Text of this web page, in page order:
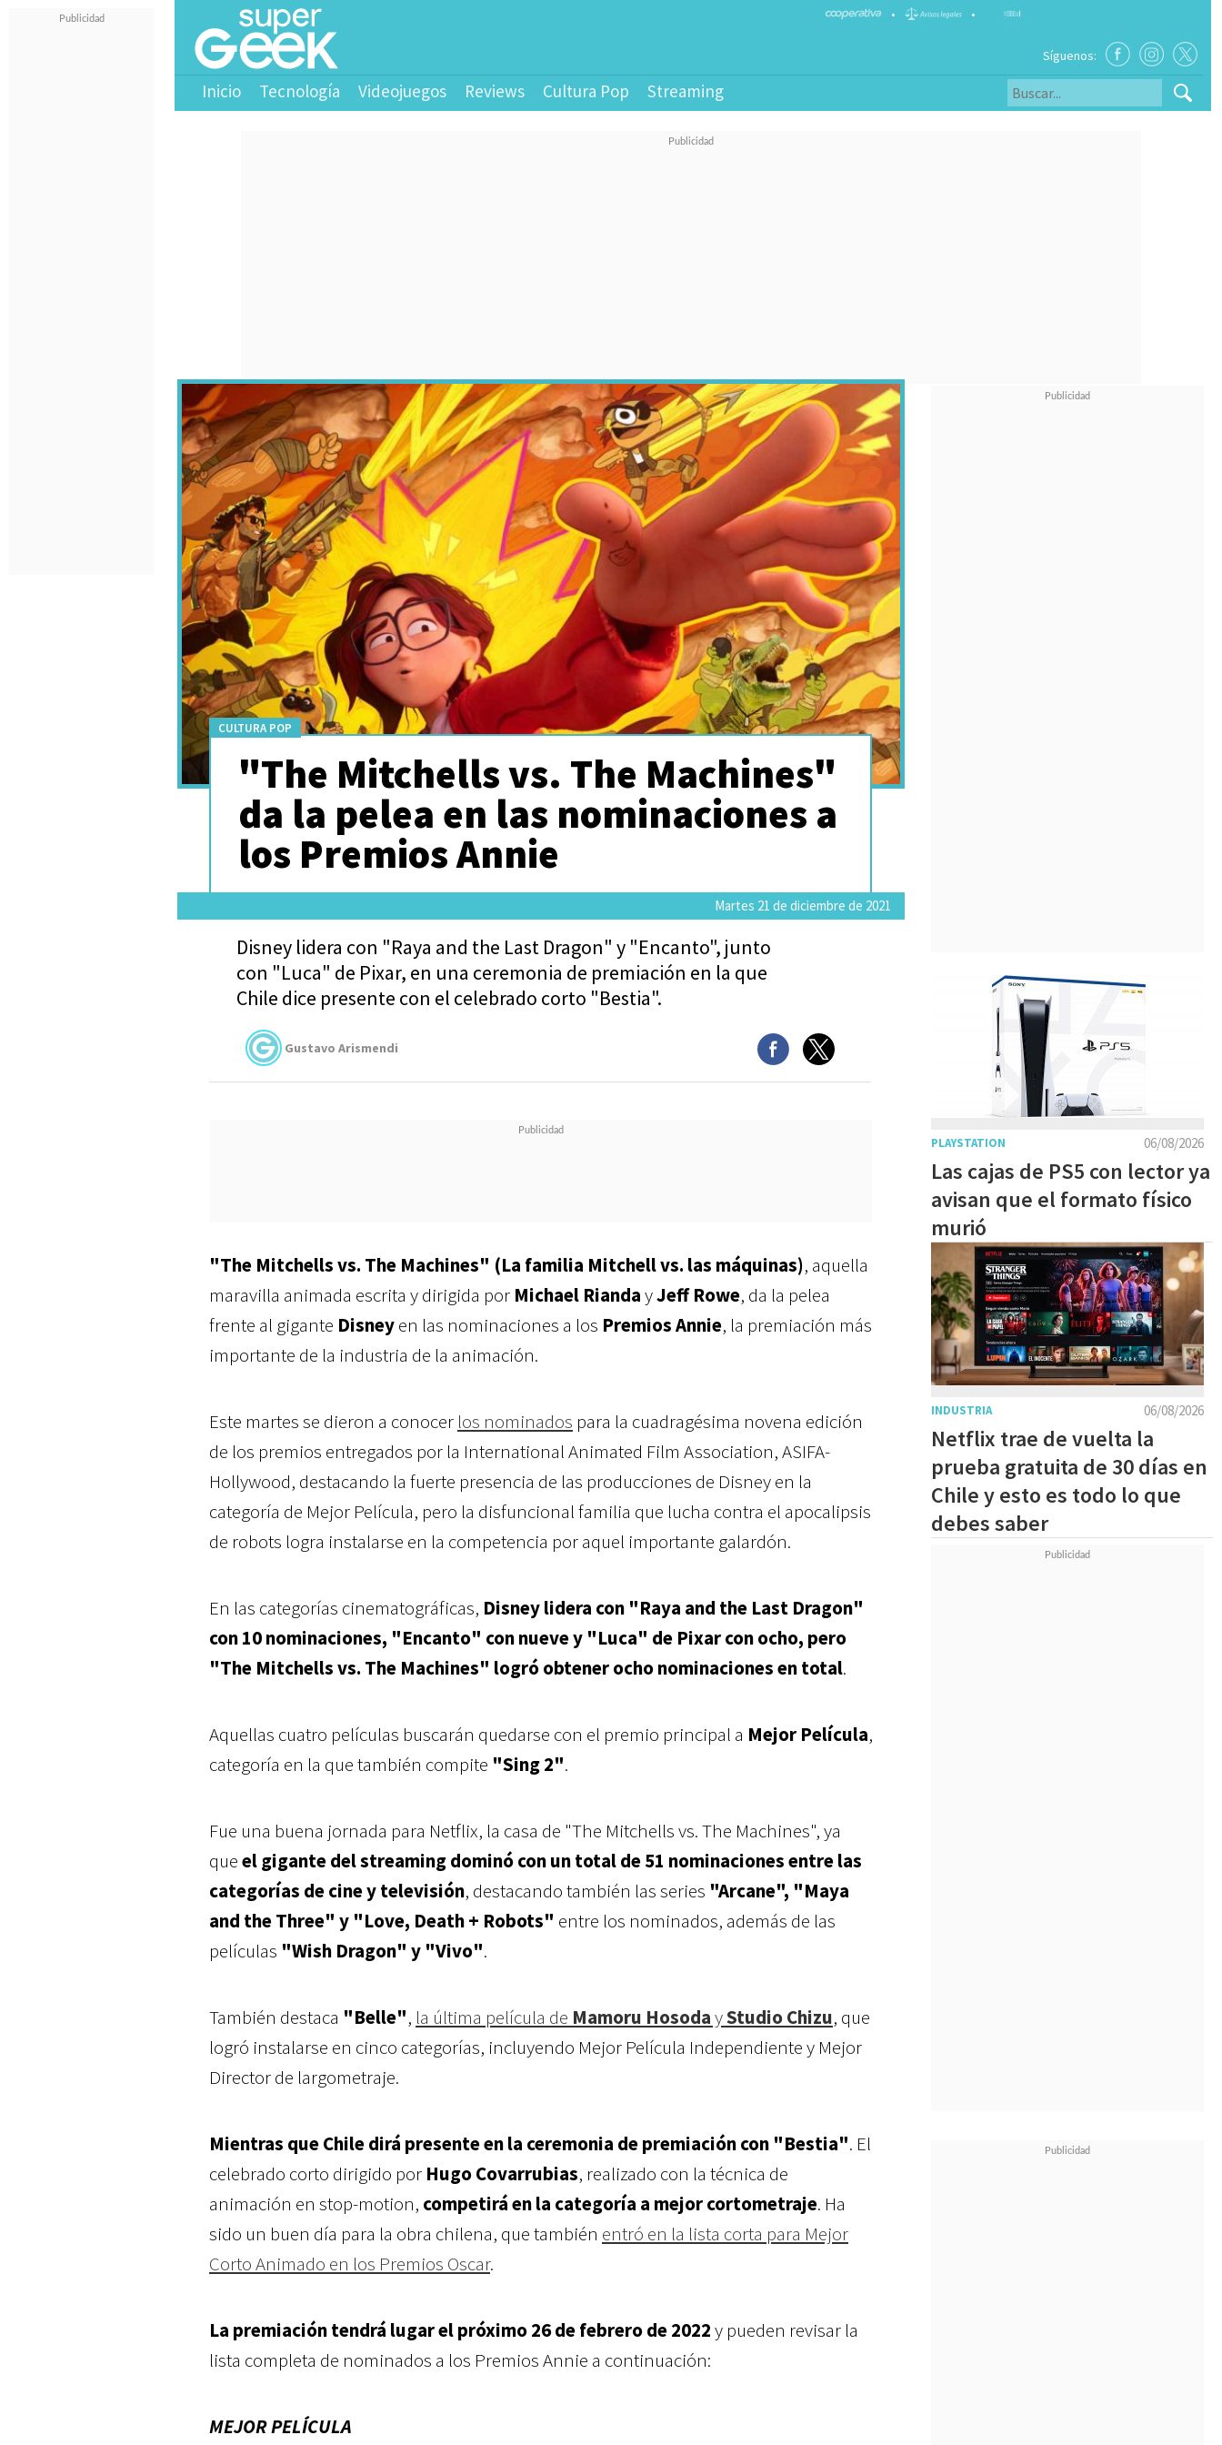
• •
Síguenos:
Inicio Tecnología Videojuegos Reviews Cultura Pop Streaming
CULTURA POP
"The Mitchells vs. The Machines"
da la pelea en las nominaciones a
los Premios Annie
Martes 21 de diciembre de 2021
Disney lidera con "Raya and the Last Dragon" y "Encanto", junto
con "Luca" de Pixar, en una ceremonia de premiación en la que
Chile dice presente con el celebrado corto "Bestia".
Gustavo Arismendi
"The Mitchells vs. The Machines" (La familia Mitchell vs. las máquinas), aquella
maravilla animada escrita y dirigida por Michael RiandayJeff Rowe, da la pelea
frente al gigante Disneyen las nominaciones a los Premios Annie, la premiación más
importante de la industria de la animación.
Este martes se dieron a conocer los nominados para la cuadragésima novena edición
de los premios entregados por la International Animated Film Association, ASIFA-
Hollywood, destacando la fuerte presencia de las producciones de Disney en la
categoría de Mejor Película, pero la disfuncional familia que lucha contra el apocalipsis
de robots logra instalarse en la competencia por aquel importante galardón.
En las categorías cinematográficas, Disney lidera con "Raya and the Last Dragon"
con 10 nominaciones, "Encanto" con nueve y "Luca" de Pixar con ocho, pero
"The Mitchells vs. The Machines" logró obtener ocho nominaciones en total.
Aquellas cuatro películas buscarán quedarse con el premio principal a Mejor Película,
categoría en la que también compite "Sing 2".
Fue una buena jornada para Netflix, la casa de "The Mitchells vs. The Machines", ya
queel gigante del streaming dominó con un total de 51 nominaciones entre las
categorías de cine y televisión, destacando también las series "Arcane", "Maya
and the Three" y "Love, Death + Robots" entre los nominados, además de las
películas "Wish Dragon" y "Vivo".
También destaca "Belle", la última película de Mamoru HosodayStudio Chizu, que
logró instalarse en cinco categorías, incluyendo Mejor Película Independiente y Mejor
Director de largometraje.
Mientras que Chile dirá presente en la ceremonia de premiación con "Bestia". El
celebrado corto dirigido por Hugo Covarrubias, realizado con la técnica de
animación en stop-motion, competirá en la categoría a mejor cortometraje. Ha
sido un buen día para la obra chilena, que también entró en la lista corta para Mejor
Corto Animado en los Premios Oscar.
La premiación tendrá lugar el próximo 26 de febrero de 2022y pueden revisar la
lista completa de nominados a los Premios Annie a continuación:
MEJOR PELÍCULA
06/08/2026
PLAYSTATION
Las cajas de PS5 con lector ya
avisan que el formato físico
murió
06/08/2026
INDUSTRIA
Netflix trae de vuelta la
prueba gratuita de 30 días en
Chile y esto es todo lo que
debes saber